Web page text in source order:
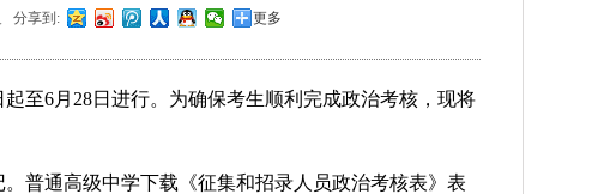
分享到: 更多
至6月28日进行。为确保考生顺利完成政治考核，现将
普通高级中学下载《征集和招录人员政治考核表》表